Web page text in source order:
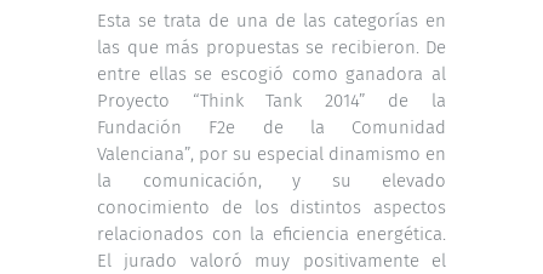
Esta se trata de una de las categorías en
las que más propuestas se recibieron. De
entre ellas se escogió como ganadora al
Proyecto “Think Tank 2014” de la
Fundación F2e de la Comunidad
Valenciana”, por su especial dinamismo en
la comunicación, y su elevado
conocimiento de los distintos aspectos
relacionados con la eficiencia energética.
El jurado valoró muy positivamente el